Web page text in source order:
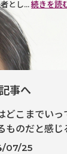
とし...続きを読
事へ
どこまでい
ものだと感
れを是正する
07/25